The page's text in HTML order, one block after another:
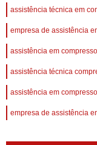
assistência técnica em
empresa de assistência
assistência em
assistência técnica
assistência em
empresa de assistência